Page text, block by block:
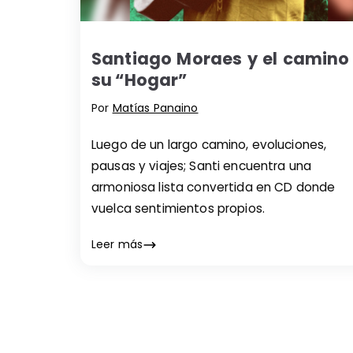
Santiago Moraes y el
su “Hogar”
Por Matías Panaino
Luego de un largo camino, evoluciones,
pausas y viajes; Santi encuentra una
armoniosa lista convertida en CD donde
vuelca sentimientos propios.
Leer más